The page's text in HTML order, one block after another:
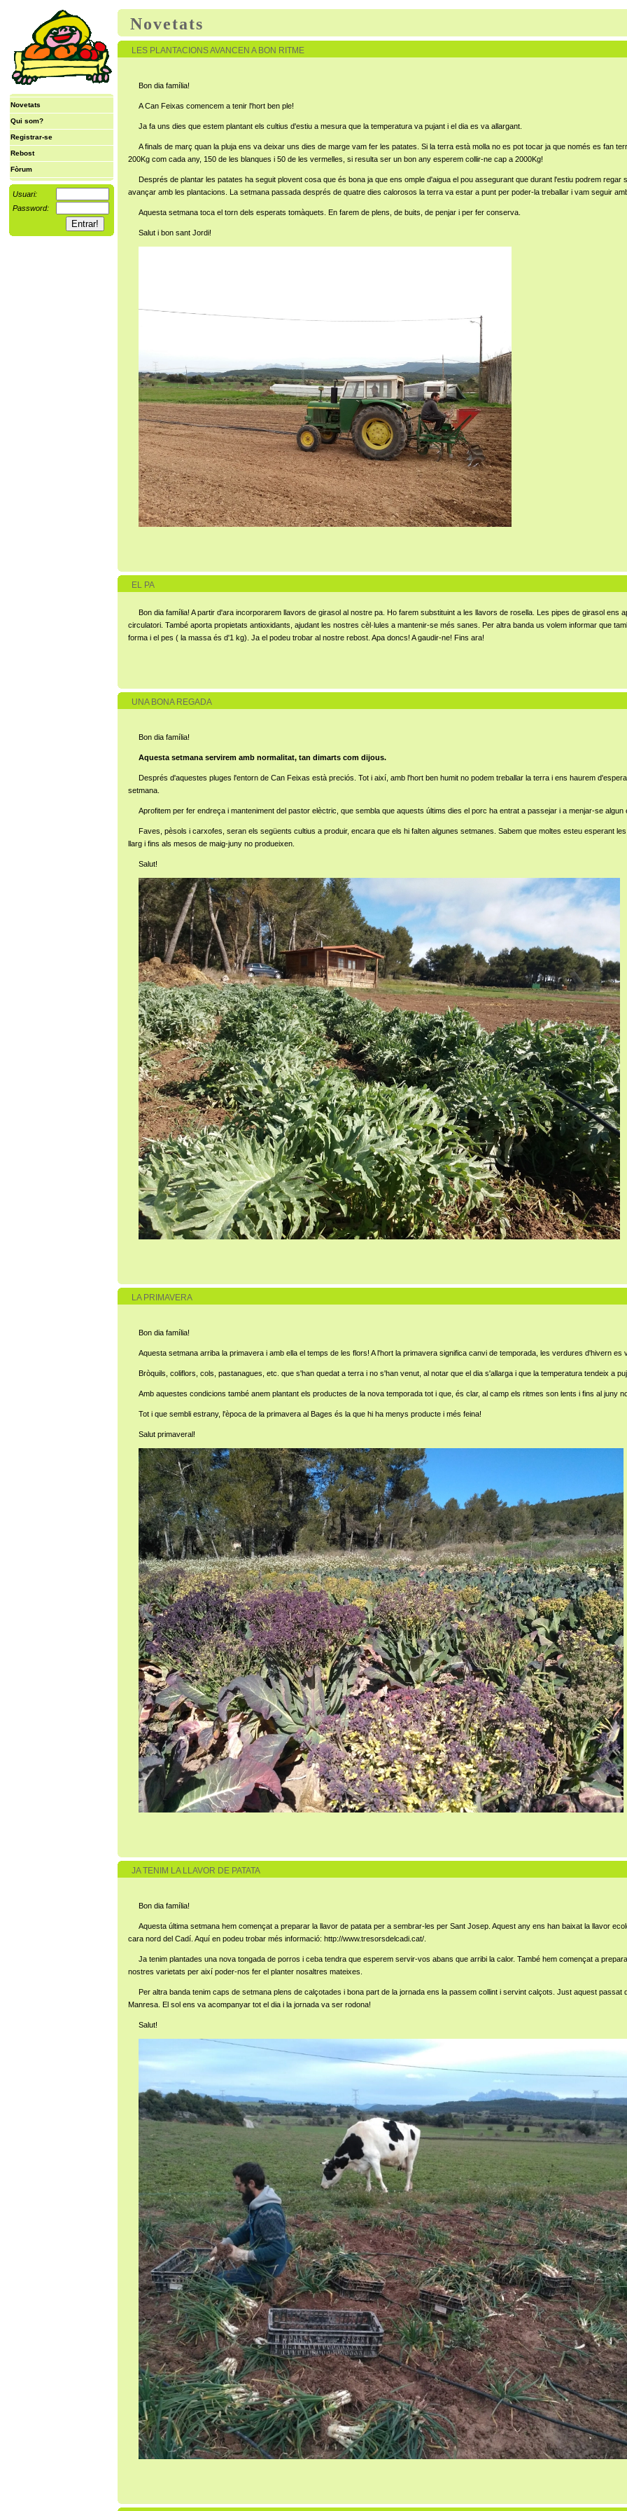
Novetats
Qui som?
Registrar-se
Rebost
Fòrum
Usuari:
Password:
Novetats
LES PLANTACIONS AVANCEN A BON RITME
Bon dia família!
A Can Feixas comencem a tenir l'hort ben ple!
Ja fa uns dies que estem plantant els cultius d'estiu a mesura que la temperatura va pujant i el dia es va allargant.
A finals de març quan la pluja ens va deixar uns dies de marge vam fer les patates. Si la terra està molla no es pot tocar ja que només es fan
200Kg com cada any, 150 de les blanques i 50 de les vermelles, si resulta ser un bon any esperem collir-ne cap a 2000Kg!
Després de plantar les patates ha seguit plovent cosa que és bona ja que ens omple d'aigua el pou assegurant que durant l'estiu podrem
avançar amb les plantacions. La setmana passada després de quatre dies calorosos la terra va estar a punt per poder-la treballar i vam seguir
Aquesta setmana toca el torn dels esperats tomàquets. En farem de plens, de buits, de penjar i per fer conserva.
Salut i bon sant Jordi!
EL PA
Bon dia família! A partir d'ara incorporarem llavors de girasol al nostre pa. Ho farem substituint a les llavors de rosella. Les pipes de girasol ens
circulatori. També aporta propietats antioxidants, ajudant les nostres cèl·lules a mantenir-se més sanes. Per altra banda us volem informar que
forma i el pes ( la massa és d'1 kg). Ja el podeu trobar al nostre rebost. Apa doncs! A gaudir-ne! Fins ara!
UNA BONA REGADA
Bon dia família!
Aquesta setmana servirem amb normalitat, tan dimarts com dijous.
Després d'aquestes pluges l'entorn de Can Feixas està preciós. Tot i així, amb l'hort ben humit no podem treballar la terra i ens haurem
setmana.
Aprofitem per fer endreça i manteniment del pastor elèctric, que sembla que aquests últims dies el porc ha entrat a passejar i a menjar-se algun
Faves, pèsols i carxofes, seran els següents cultius a produir, encara que els hi falten algunes setmanes. Sabem que moltes esteu esperant
llarg i fins als mesos de maig-juny no produeixen.
Salut!
LA PRIMAVERA
Bon dia família!
Aquesta setmana arriba la primavera i amb ella el temps de les flors! A l'hort la primavera significa canvi de temporada, les verdures d'hivern es
Bròquils, coliflors, cols, pastanagues, etc. que s'han quedat a terra i no s'han venut, al notar que el dia s'allarga i que la temperatura tendeix a
Amb aquestes condicions també anem plantant els productes de la nova temporada tot i que, és clar, al camp els ritmes son lents i fins al juny
Tot i que sembli estrany, l'època de la primavera al Bages és la que hi ha menys producte i més feina!
Salut primaveral!
JA TENIM LA LLAVOR DE PATATA
Bon dia família!
Aquesta última setmana hem començat a preparar la llavor de patata per a sembrar-les per Sant Josep. Aquest any ens han baixat la llavor
cara nord del Cadí. Aquí en podeu trobar més informació: http://www.tresorsdelcadi.cat/.
Ja tenim plantades una nova tongada de porros i ceba tendra que esperem servir-vos abans que arribi la calor. També hem començat a
nostres varietats per així poder-nos fer el planter nosaltres mateixes.
Per altra banda tenim caps de setmana plens de calçotades i bona part de la jornada ens la passem collint i servint calçots. Just aquest
Manresa. El sol ens va acompanyar tot el dia i la jornada va ser rodona!
Salut!